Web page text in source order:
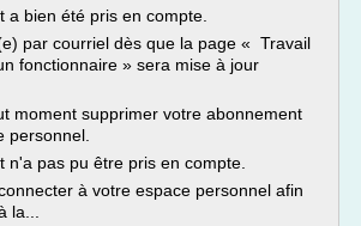
a bien été pris en compte.
par courriel dès que la page « Travail
fonctionnaire » sera mise à jour
moment supprimer votre abonnement
personnel.
n'a pas pu être pris en compte.
à votre espace personnel afin
la...